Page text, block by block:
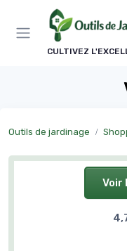
CULTIVEZ
Outils de jardinage
Voir
Panneau de gestion des